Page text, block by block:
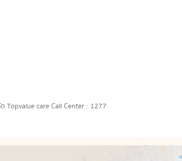
Topvalue care Call Center : 1277